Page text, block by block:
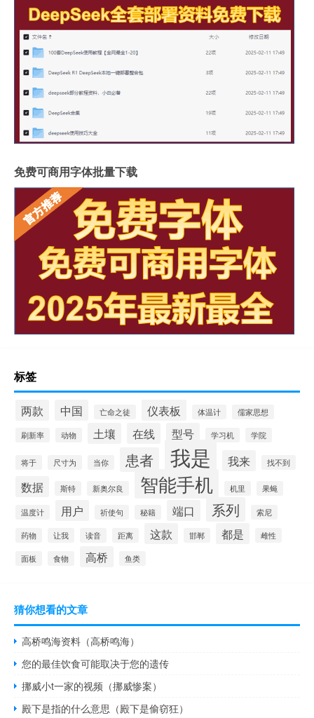
免费可商用字体批量下载
标签
两款 中国 亡命之徒 仪表板 体温计 儒家思想
刷新率 动物 土壤 在线 型号 学习机 学院
将于 尺寸为 当你 患者 我是 我来 找不到
数据 斯特 新奥尔良 智能手机 机里 果蝇
温度计 用户 祈使句 秘籍 端口 系列 索尼
药物 让我 读音 距离 这款 邯郸 都是 雌性
面板 食物 高桥 鱼类
猜你想看的文章
高桥鸣海资料（高桥鸣海）
您的最佳饮食可能取决于您的遗传
挪威小t一家的视频（挪威惨案）
殿下是指的什么意思（殿下是偷窃狂）